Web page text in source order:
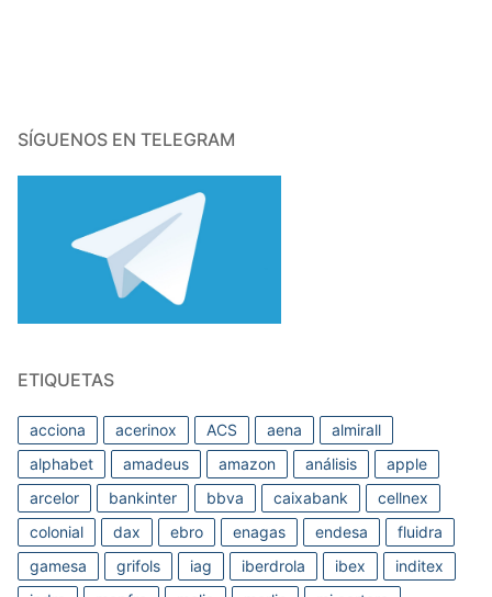
SÍGUENOS EN TELEGRAM
ETIQUETAS
acciona acerinox ACS aena
almirall
alphabet
amadeus amazon análisis
apple
arcelor
bankinter bbva caixabank
cellnex
colonial
dax ebro enagas endesa
fluidra
gamesa
grifols iag iberdrola ibex
inditex